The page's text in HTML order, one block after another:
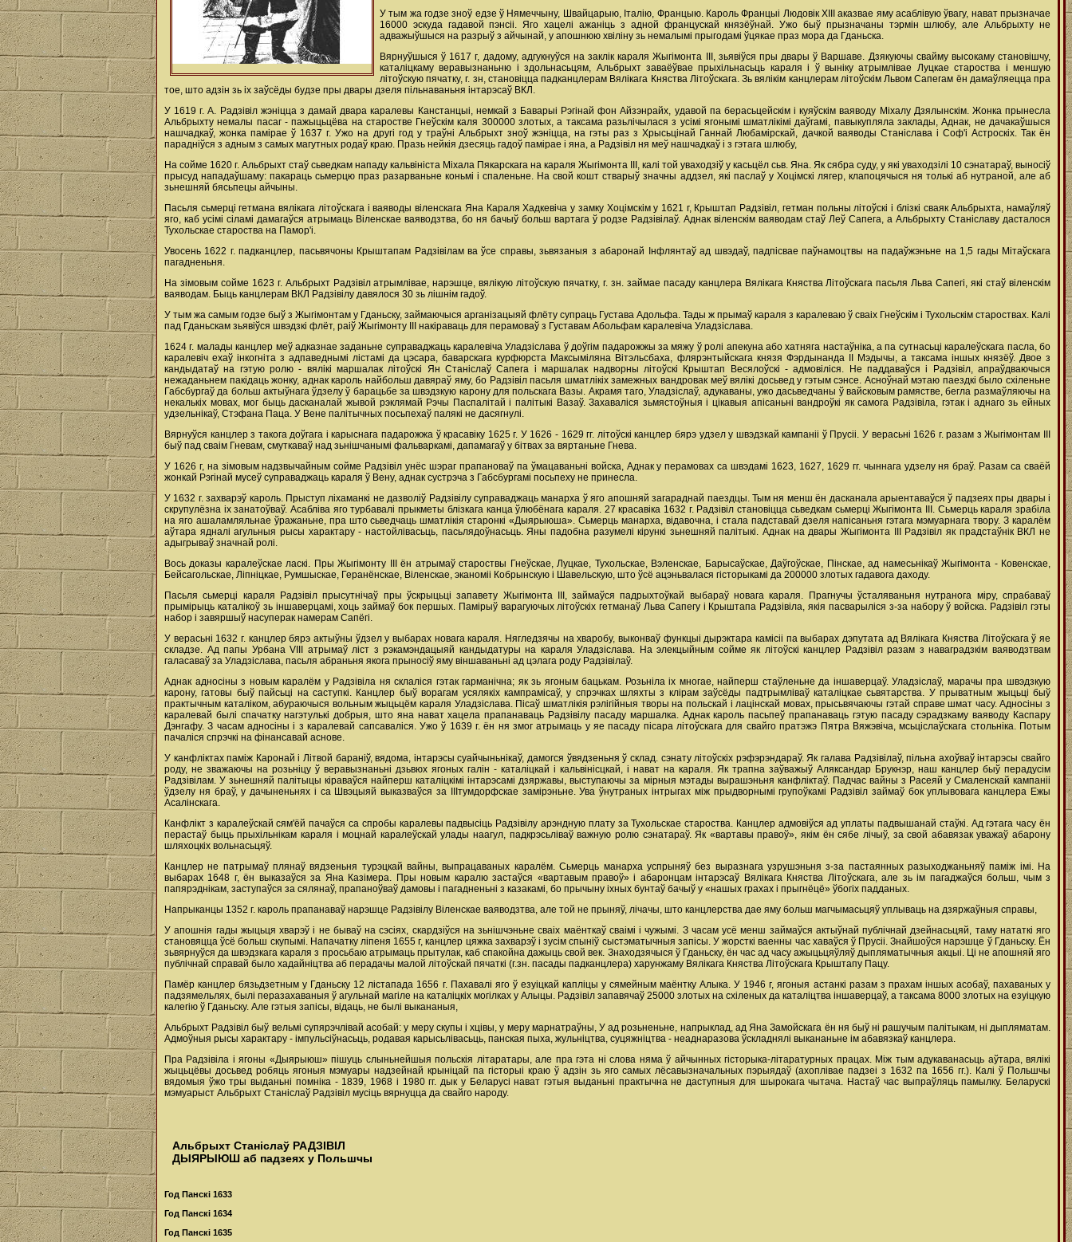
У тым жа годзе зноў едзе ў Нямеччыну, Швайцарыю, Італію, Францыю. Кароль Францыі Людовік XIII аказвае яму асаблівую ўвагу, нават прызначае
16000 эскуда гадавой пэнсіі. Яго хацелі ажаніць з адной францускай князёўнай. Ужо быў прызначаны тэрмін шлюбу, але Альбрыхту не
адважыўшыся на разрыў з айчынай, у апошнюю хвіліну зь немалымі прыгодамі ўцякае праз мора да Гданьска.
Вярнуўшыся ў 1617 г, дадому, адгукнуўся на заклік караля Жыгімонта III, зьявіўся пры двары ў Варшаве. Дзякуючы свайму высокаму становішчу,
каталіцкаму веравызнаньню i здольнасьцям, Альбрыхт заваёўвае прыхільнасьць караля i ў выніку атрымлівае Луцкае староства i меншую
літоўскую пячатку, г. зн, становіцца падканцлерам Вялікага Княства Літоўскага. Зь вялікім канцлерам літоўскім Львом Сапегам ён дамаўляецца пра
тое, што адзін зь ix заўсёды будзе пры двары дзеля пільнаваньня інтарэсаў ВКЛ.
У 1619 г. А. Радзівіл жэніцца з дамай двара каралевы Канстанцыі, немкай з Баварыі Рэгінай фон Айзэнрайх, удавой па берасьцейскім i куяўскім ваяводу Міхалу Дзялынскім. Жонка прынесла
Альбрыхту немалы пасаг - пажыцьцёва на старостве Гнеўскім каля 300000 злотых, а таксама разьлічылася з усімі ягонымі шматлікімі даўгамі, павыкупляла заклады, Аднак, не дачакаўшыся
нашчадкаў, жонка памірае ў 1637 г. Ужо на другі год у траўні Альбрыхт зноў жэніцца, на гэты раз з Хрысьцінай Ганнай Любамірскай, дачкой ваяводы Станіслава i Соф'і Астроскіх. Так ён
парадніўся з адным з самых магутных родаў краю. Празь нейкія дзесяць гадоў пaмірае i яна, а Радзівіл ня меў нашчадкаў i з гэтага шлюбу,
На сойме 1620 г. Альбрыхт стаў сьведкам нападу кальвініста Міхала Пякарскага на караля Жыгімонта III, калі той уваходзіў у касьцёл сьв. Яна. Як сябра суду, у які уваходзілі 10 сэнатараў, выносіў
прысуд нападаўшаму: пакараць сьмерцю праз разарваньне коньмі i спаленьне. На свой кошт стварыў значны аддзел, які паслаў у Хоцімскі лягер, клапоцячыся ня толькі аб нутраной, але аб
зьнешняй бясьпецы айчыны.
Пасьля сьмерці гетмана вялікага літоўскага i ваяводы віленскага Яна Караля Хадкевіча у замку Хоцімскім у 1621 г, Крыштап Радзівіл, гетман польны літоўскі i блізкі сваяк Альбрыхта, намаўляў
яго, каб усімі сіламі дамагаўся атрымаць Віленскае ваяводзтва, бо ня бачыў больш вартага ў родзе Радзівілаў. Аднак віленскім ваяводам стаў Леў Сапега, а Альбрыхту Станіславу дасталося
Тухольскае староства на Памор'і.
Увосень 1622 г. падканцлер, пасьвячоны Крыштапам Радзівілам ва ўсе справы, зьвязаныя з абаронай Інфлянтаў ад швэдаў, падпісвае паўнамоцтвы на падаўжэньне на 1,5 гады Мітаўскага
пагадненьня.
На зімовым сойме 1623 г. Альбрыхт Радзівіл атрымлівае, нарэшце, вялікую літоўскую пячатку, г. зн. займае пасаду канцлера Вялікага Княства Літоўскага пасьля Льва Сапегі, які стаў віленскім
ваяводам. Быць канцлерам ВКЛ Радзівілу давялося 30 зь лішнім гадоў.
У тым жа самым годзе быў з Жыгімонтам у Гданьску, займаючыся арганізацыяй флёту супраць Густава Адольфа. Тады ж прымаў караля з каралеваю ў сваіх Гнеўскім i Тухольскім староствах. Калі
пад Гданьскам зьявіўся швэдзкі флёт, раіў Жыгімонту III накіраваць для перамоваў з Густавам Абольфам каралевіча Уладзіслава.
1624 г. малады канцлер меў адказнае заданьне суправаджаць каралевіча Уладзіслава ў доўгім падарожжы за мяжу ў ролі апекуна або хатняга настаўніка, а па сутнасьці каралеўскага пасла, бо
каралевіч ехаў інкогніта з адпаведнымі лістамі да цэсара, баварскага курфюрста Максыміляна Вітэльсбаха, флярэнтыйскага князя Фэрдынанда II Мэдычы, а таксама іншых князёў. Двое з
кандыдатаў на гэтую ролю - вялікі маршалак літоўскі Ян Станіслаў Сапега i маршалак надворны літоўскі Крыштап Весялоўскі - адмовіліся. Не паддаваўся i Радзівіл, апраўдваючыся
нежаданьнем пакідаць жонку, аднак кароль найбольш давяраў яму, бо Радзівіл пасьля шматлікіх замежных вандровак меў вялікі досьвед у гэтым сэнсе. Асноўнай мэтаю паездкі было схіленьне
Габсбургаў да больш актыўнага ўдзелу ў барацьбе за швэдзкую карону для польскага Вазы. Акрамя таго, Уладзіслаў, адукаваны, ужо дасьведчаны ў вайсковым рамястве, бегла размаўляючы на
некалькіх мовах, мог быць дасканалай жывой рэклямай Рэчы Паспалітай i палітыкі Вазаў. Захаваліся зьмястоўныя i цікавыя апісаньні вандроўкі як самога Радзівіла, гэтак i аднаго зь ейных
удзельнікаў, Стэфана Паца. У Вене палітычных посьпехаў палякі не дасягнулі.
Вярнуўся канцлер з такога доўгага i карыснага падарожжа ў красавіку 1625 г. У 1626 - 1629 гг. літоўскі канцлер бярэ удзел у швэдзкай кампаніі ў Прусіі. У верасьні 1626 г. разам з Жыгімонтам III
быў пад сваім Гневам, смуткаваў над зьнішчанымі фальваркамі, дапамагаў у бітвах за вяртаньне Гнева.
У 1626 г, на зімовым надзвычайным сойме Радзівіл унёс шэраг прапановаў па ўмацаваньні войска, Аднак у перамовах са швэдамі 1623, 1627, 1629 гг. чыннага удзелу ня браў. Разам са сваёй
жонкай Рэгінай мусеў суправаджаць караля ў Вену, аднак сустрэча з Габсбургамі посьпеху не принесла.
У 1632 г. захварэў кароль. Прыступ ліхаманкі не дазволіў Радзівілу суправаджаць манарха ў яго апошняй загараднай паездцы. Тым ня менш ён дасканала арыентаваўся ў падзеях пры двары i
скрупулёзна ix занатоўваў. Асабліва яго турбавалі прыкметы блізкага канца ўлюбёнага караля. 27 красавіка 1632 г. Радзівіл становіцца сьведкам сьмерці Жыгімонта III. Сьмерць караля зрабіла
на яго ашаламляльнае ўражаньне, пра што сьведчаць шматлікія старонкі «Дыярыюша». Сьмерць манарха, відавочна, i стала падставай дзеля напісаньня гэтага мэмуарнага твору. З каралём
аўтара ядналі агульныя рысы характару - настойлівасьць, пасьлядоўнасьць. Яны падобна разумелі кірункі зьнешняй палітыкі. Аднак на двары Жыгімонта III Радзівіл як прадстаўнік ВКЛ не
адыгрываў значнай ролі.
Вось доказы каралеўскае ласкі. Пры Жыгімонту III ён атрымаў староствы Гнеўскае, Луцкае, Тухольскае, Вэленскае, Барысаўскае, Даўгоўскае, Пінскае, ад намесьнікаў Жыгімонта - Ковенскае,
Бейсагольскае, Ліпніцкае, Румшыскае, Геранёнскае, Віленскае, эканоміі Кобрынскую i Шавельскую, што ўсё ацэньвалася гісторыкамі да 200000 злотых гадавога даходу.
Пасьля сьмерці караля Радзівіл прысутнічаў пры ўскрыцьці запавету Жыгімонта III, займаўся падрыхтоўкай выбараў новага караля. Прагнучы ўсталяваньня нутранога міру, спрабаваў
прымірыць каталікоў зь іншаверцамі, хоць займаў бок першых. Памірыў варагуючых літоўскіх гетманаў Льва Сапегу i Крыштапа Радзівіла, якія пасварыліся з-за набору ў войска. Радзівіл гэты
набор i завяршыў насуперак намерам Сапёгі.
У верасьні 1632 г. канцлер бярэ актыўны ўдзел у выбарах новага караля. Нягледзячы на хваробу, выконваў функцыі дырэктара камісіі па выбарах дэпутата ад Вялікага Княства Літоўскага ў яе
складзе. Ад папы Урбана VIII атрымаў ліст з рэкамэндацыяй кандыдатуры на караля Уладзіслава. На элекцыйным сойме як літоўскі канцлер Радзівіл разам з наваградзкім ваяводзтвам
галасаваў за Уладзіслава, пасьля абраньня якога прыносіў яму віншаваньні ад цэлага роду Радзівілаў.
Аднак адносіны з новым каралём у Радзівіла ня склаліся гэтак гарманічна; як зь ягоным бацькам. Розьніла ix многае, найперш стаўленьне да іншаверцаў. Уладзіслаў, марачы пра швэдзкую
карону, гатовы быў пайсьці на саступкі. Канцлер быў ворагам усялякіх кампрамісаў, у спрэчках шляхты з клірам заўсёды падтрымліваў каталіцкае сьвятарства. У прыватным жыцьці быў
практычным каталіком, абураючыся вольным жыцьцём караля Уладзіслава. Пісаў шматлікія рэлігійныя творы на польскай i лацінскай мовах, прысьвячаючы гэтай справе шмат часу. Адносіны з
каралевай былі спачатку нагэтулькі добрыя, што яна нават хацела прапанаваць Радзівілу пасаду маршалка. Аднак кароль пасьпеў прапанаваць гэтую пасаду сэрадзкаму ваяводу Каспару
Дэнгафу. З часам адносіны i з каралевай сапсаваліся. Ужо ў 1639 г. ён ня змог атрымаць у яе пасаду пісара літоўскага для свайго пратэжэ Пятра Вяжэвіча, мсьціслаўскага стольніка. Потым
пачаліся спрэчкі на фінансавай аснове.
У канфліктах паміж Каронай i Літвой бараніў, вядома, інтарэсы суайчыньнікаў, дамогся ўвядзеньня ў склад. сэнату літоўскіх рэфэрэндараў. Як галава Радзівілаў, пільна ахоўваў інтарэсы свайго
роду, не зважаючы на розьніцу ў веравызнаньні дзьвюх ягоных галін - каталіцкай i кальвінісцкай, i нават на караля. Як трапна заўважыў Аляксандар Брукнэр, наш канцлер быў перадусім
Радзівілам. У зьнешняй палітыцы кіраваўся найперш каталіцкімі інтарэсамі дзяржавы, выступаючы за мірныя мэтады вырашэньня канфліктаў. Падчас вайны з Расеяй у Смаленскай кампаніі
ўдзелу ня браў, у дачыненьнях і ca Швэцыяй выказваўся за ІІІтумдорфскае замірэньне. Ува ўнутраных інтрыгах між прыдворнымі групоўкамі Радзівіл займаў бок уплывовага канцлера Ежы
Асалінскага.
Канфлікт з каралеўскай сям'ёй пачаўся са спробы каралевы падвысіць Радзівілу арэндную плату за Тухольскае староства. Канцлер адмовіўся ад уплаты падвышанай стаўкі. Ад гэтага часу ён
перастаў быць прыхільнікам караля i моцнай каралеўскай улады наагул, падкрэсьліваў важную ролю сэнатараў. Як «вартавы правоў», якім ён сябе лічыў, за свой абавязак уважаў абарону
шляхоцкіх вольнасьцяў.
Канцлер не патрымаў плянаў вядзеньня турэцкай вайны, выпрацаваных каралём. Сьмерць манарха успрыняў без выразнага узрушэньня з-за пастаянных разыходжаньняў паміж імі. На
выбарах 1648 г, ён выказаўся за Яна Казімера. Пры новым каралю застаўся «вартавым правоў» i абаронцам інтарэсаў Вялікага Княства Літоўскага, але зь ім пагаджаўся больш, чым з
папярэднікам, заступаўся за сялянаў, прапаноўваў дамовы i пагадненьні з казакамі, бо прычыну іхных бунтаў бачыў у «нашых грахах i прыгнёцё» ўбогіх падданых.
Напрыканцы 1352 г. кароль прапанаваў нарэшце Радзівілу Віленскае ваяводзтва, але той не прыняў, лічачы, што канцлерства дае яму больш магчымасьцяў уплываць на дзяржаўныя справы,
У апошнія гады жыцьця хварэў i не бываў на сэсіях, скардзіўся на зьнішчэньне сваіх маёнткаў сваімі i чужымі. З часам усё менш займаўся актыўнай публічнай дзейнасьцяй, таму нататкі яго
становяцца ўсё больш скупымі. Напачатку ліпеня 1655 г, канцлер цяжка захварэў i зусім спыніў сыстэматычныя запісы. У жорсткі ваенны час хаваўся ў Прусіі. Знайшоўся нарэшце ў Гданьску. Ён
зьвярнуўся да швэдзкага караля з просьбаю атрымаць прытулак, каб спакойна дажыць свой век. Знаходзячыся ў Гданьску, ён час ад часу ажыцьцяўляў дыпляматычныя акцыі. Ці не апошняй яго
публічнай справай было хадайніцтва аб перадачы малой літоўскай пячаткі (г.зн. пасады падканцлера) харунжаму Вялікага Княства Літоўскага Крыштапу Пацу.
Памёр канцлер бязьдзетным у Гданьску 12 лістапада 1656 г. Пахавалі яго ў езуіцкай каплiцы у сямейным маёнтку Алыка. У 1946 г, ягоныя астанкі разам з прахам іншых асобаў, пахаваных у
падзямельлях, былі перазахаваныя ў агульнай магіле на каталіцкіх могілках у Алыцы. Радзівіл запавячаў 25000 злотых на схіленых да каталіцтва іншаверцаў, а таксама 8000 злотых на езуіцкую
калегію ў Гданьску. Але гэтыя запісы, відаць, не былі выкананыя,
Альбрыхт Радзівіл быў вельмі супярэчлівай асобай: у меру скупы i хцівы, у меру марнатраўны, У ад розьненьне, напрыклад, ад Яна Замойскага ён ня быў ні рашучым палітыкам, ні дыпляматам.
Адмоўныя рысы характару - імпульсіўнасьць, родавая карысьлівасьць, панская пыха, жульніцтва, суцяжніцтва - неаднаразова ўскладнялі выкананьне ім абавязкаў канцлера.
Пра Радзівіла i ягоны «Дыярыюш» пішуць слыньнейшыя польскія літаратары, але пра гэта ні слова няма ў айчынных гісторыка-літаратурных працах. Між тым адукаванасьць аўтара, вялікі
жыцьцёвы досьвед робяць ягоныя мэмуары надзейнай крыніцай па гісторыі краю ў адзін зь яго самых лёсавызначальных пэрыядаў (ахоплівае падзеі з 1632 па 1656 гг.). Калі ў Польшчы
вядомыя ўжо тры выданьні помніка - 1839, 1968 i 1980 гг. дык у Беларусі нават гэтыя выданьні практычна не даступныя для шырокага чытача. Настаў час выпраўляць пaмылку. Беларускі
мэмуарыст Альбрыхт Станіслаў Радзівіл мусіць вярнуцца да свайго народу.
Альбрыхт Станіслаў РАДЗІВІЛ
ДЫЯРЫЮШ аб падзеях у Польшчы
Год Панскі 1633
Год Панскі 1634
Год Панскі 1635